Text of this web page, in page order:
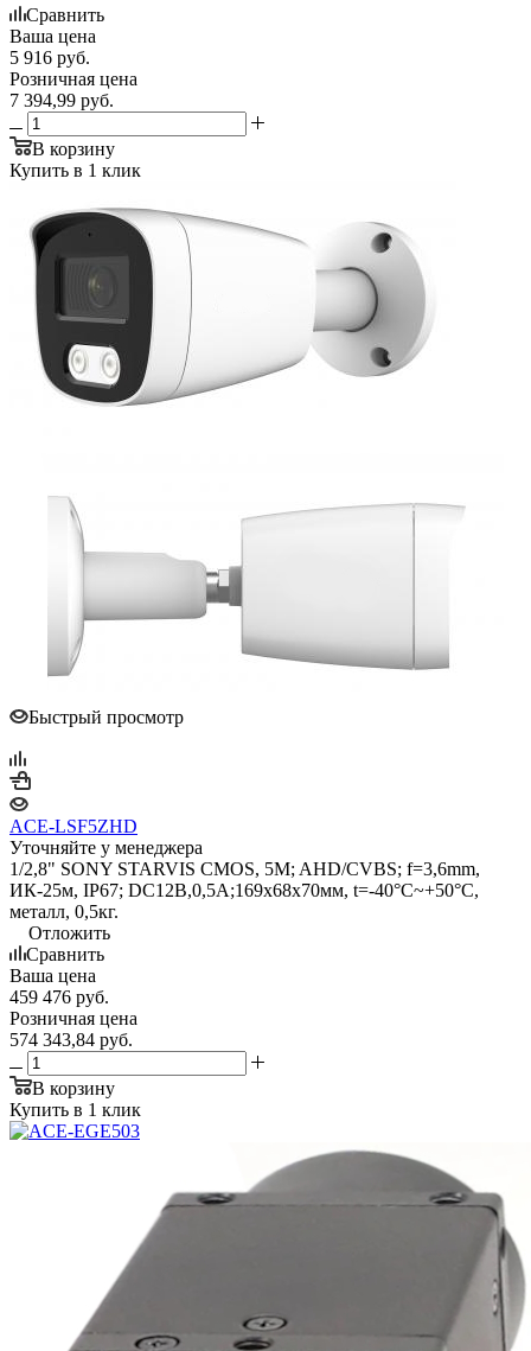
Сравнить
Ваша цена
5 916 руб.
Розничная цена
7 394,99 руб.
В корзину
Купить в 1 клик
Быстрый просмотр
ACE-LSF5ZHD
Уточняйте у менеджера
1/2,8" SONY STARVIS CMOS, 5M; AHD/CVBS; f=3,6mm,
ИК-25м, IP67; DC12B,0,5A;169x68x70мм, t=-40°C~+50°C,
металл, 0,5кг.
Отложить
Сравнить
Ваша цена
459 476 руб.
Розничная цена
574 343,84 руб.
В корзину
Купить в 1 клик